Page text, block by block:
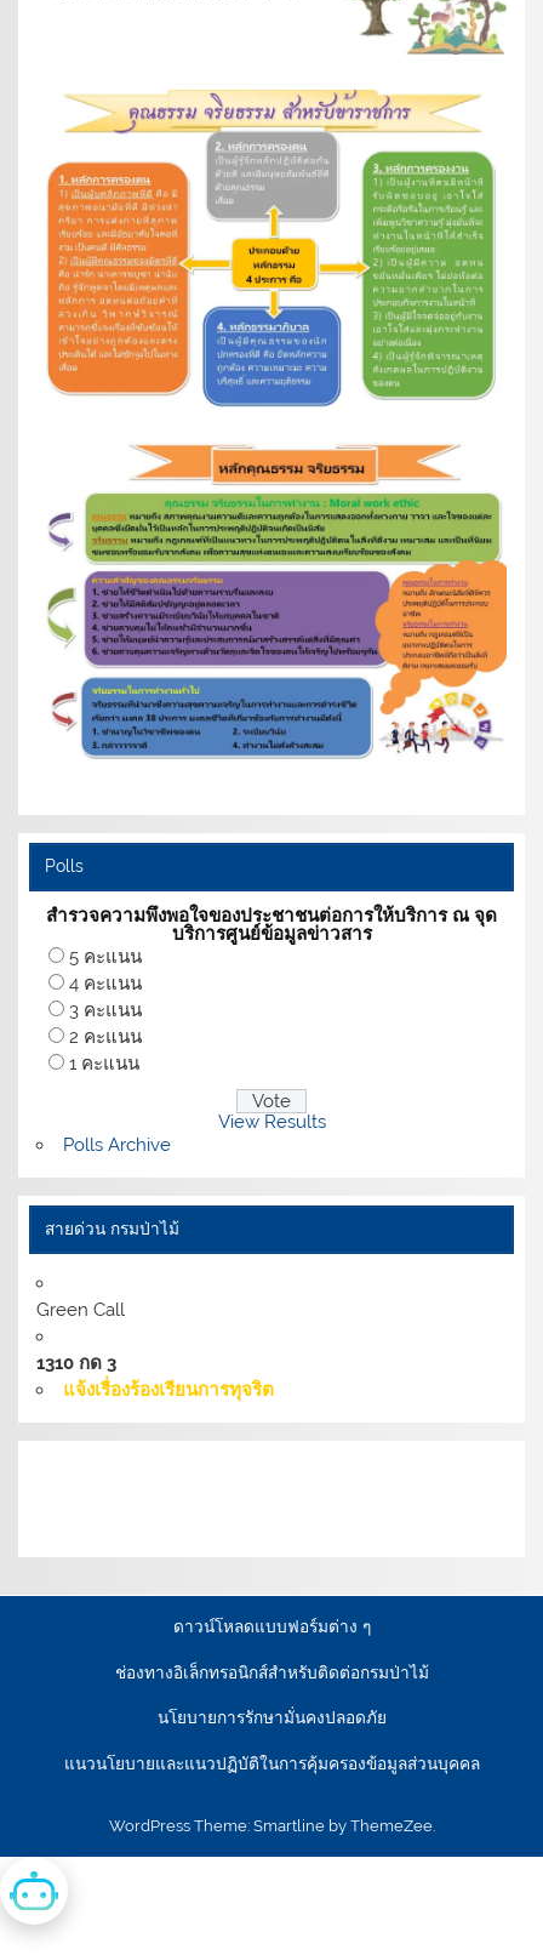
Polls
สำรวจความพึงพอใจของประชาชนต่อการให้บริการ ณ จุด
บริการศูนย์ข้อมูลข่าวสาร
5 คะแนน
4 คะแนน
3 คะแนน
2 คะแนน
1 คะแนน
View Results
Polls Archive
สายด่วน กรมป่าไม้
Green Call
1310 กด 3
แจ้งเรื่องร้องเรียนการทุจริต
ดาวน์โหลดแบบฟอร์มต่าง ๆ
ช่องทางอิเล็กทรอนิกส์สำหรับติดต่อกรมป่าไม้
นโยบายการรักษามั่นคงปลอดภัย
แนวนโยบายและแนวปฏิบัติในการคุ้มครองข้อมูลส่วนบุคคล
WordPress Theme: Smartline by ThemeZee.